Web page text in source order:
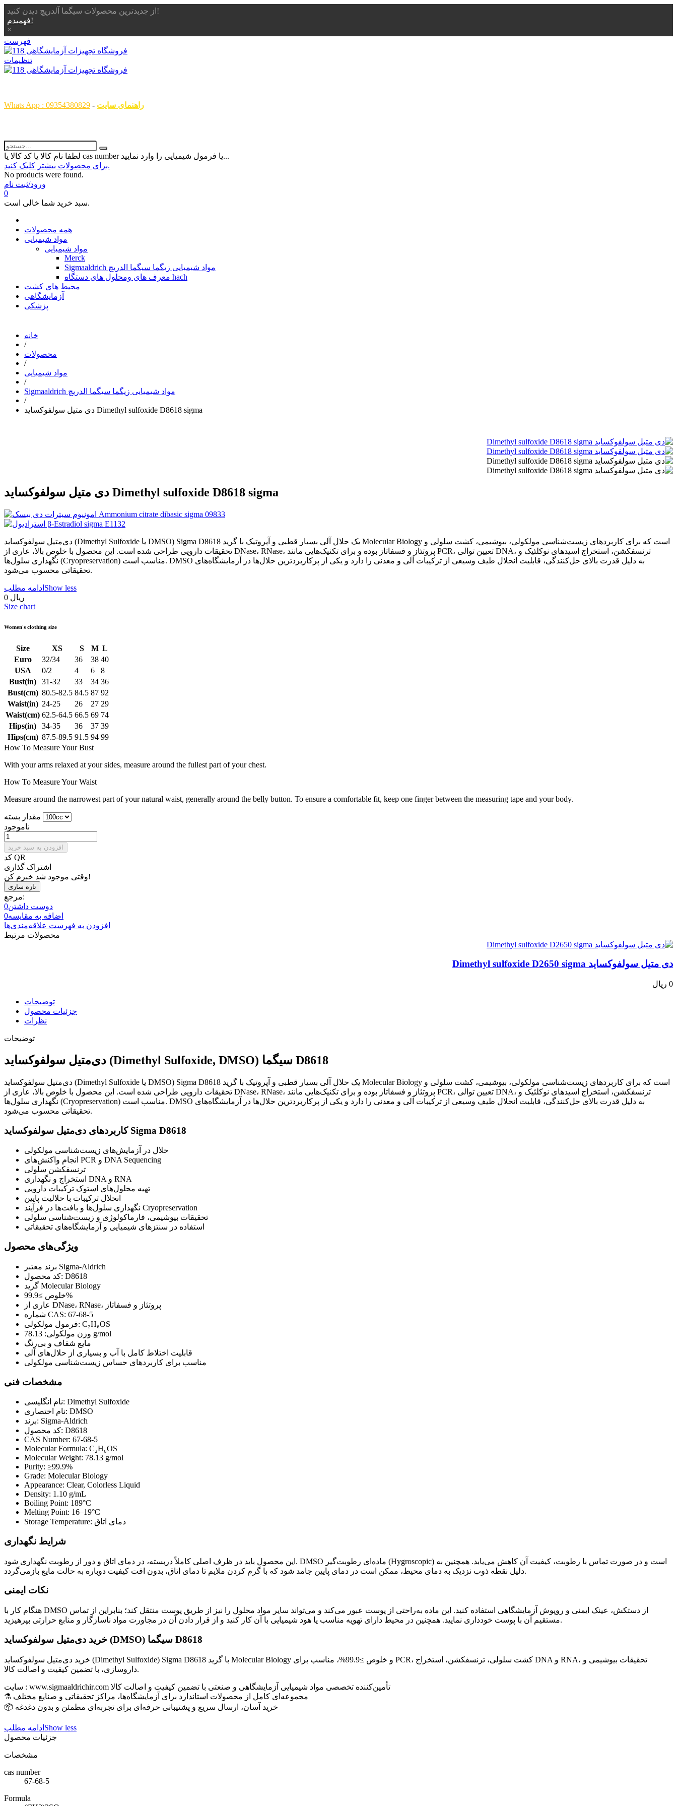
از جدیدترین محصولات سیگما آلدریچ دیدن کنید!
فهمیدم!
×
فهرست
تنظیمات
Whats App : 09354380829 - راهنمای سایت
لطفا نام کالا یا کد کالا یا cas number یا فرمول شیمیایی را وارد نمایید...
برای محصولات بیشتر کلیک کنید.
No products were found.
ورود/ثبت نام
0
سبد خرید شما خالی است.
همه محصولات
مواد شیمیایی
مواد شیمیایی
Merck
Sigmaaldrich مواد شیمیایی زیگما سیگما الدریچ
معرف های ومحلول های دستگاه hach
محیط های کشت
آزمایشگاهی
پزشکی
خانه
/
محصولات
/
مواد شیمیایی
/
Sigmaaldrich مواد شیمیایی زیگما سیگما الدریچ
/
دی متیل سولفوکساید Dimethyl sulfoxide D8618 sigma
دی متیل سولفوکساید Dimethyl sulfoxide D8618 sigma
دی‌متیل سولفوکساید (Dimethyl Sulfoxide یا DMSO) Sigma D8618 یک حلال آلی بسیار قطبی و آپروتیک با گرید Molecular Biology است که برای کاربردهای زیست‌شناسی مولکولی، بیوشیمی، کشت سلولی و
تحقیقات دارویی طراحی شده است. این محصول با خلوص بالا، عاری از DNase، RNase، پروتئاز و فسفاتاز بوده و برای تکنیک‌هایی مانند PCR، تعیین توالی DNA، ترنسفکشن، استخراج اسیدهای نوکلئیک و
نگهداری سلول‌ها (Cryopreservation) مناسب است. DMSO به دلیل قدرت بالای حل‌کنندگی، قابلیت انحلال طیف وسیعی از ترکیبات آلی و معدنی را دارد و یکی از پرکاربردترین حلال‌ها در آزمایشگاه‌های
تحقیقاتی محسوب می‌شود.
ادامه مطلب Show less
0 ریال
Size chart
Women's clothing size
Size XS S M L
Euro
32/34 36 38 40
USA
0/2 4 6
8
Bust(in)
31-32 33 34 36
Bust(cm) 80.5-82.5 84.5 87 92
Waist(in) 24-25 26 27 29
Waist(cm) 62.5-64.5 66.5 69 74
Hips(in)
34-35 36 37 39
Hips(cm) 87.5-89.5 91.5 94 99
How To Measure Your Bust
With your arms relaxed at your sides, measure around the fullest part of your chest.
How To Measure Your Waist
Measure around the narrowest part of your natural waist, generally around the belly button. To ensure a comfortable fit, keep one finger between the measuring tape and your body.
مقدار بسته
ناموجود
افزودن به سبد خرید
کد QR
اشتراک گذاری
وقتی موجود شد خبرم کن!
مرجع:
دوست داشتن0
اضافه به مقایسه0
افزودن به فهرست علاقه‌مندی‌ها
محصولات مرتبط
دی متیل سولفوکساید Dimethyl sulfoxide D2650 sigma
0 ریال
توضیحات
جزئیات محصول
نظرات
توضیحات
دی‌متیل سولفوکساید (Dimethyl Sulfoxide, DMSO) سیگما D8618
دی‌متیل سولفوکساید (Dimethyl Sulfoxide یا DMSO) Sigma D8618 یک حلال آلی بسیار قطبی و آپروتیک با گرید Molecular Biology است که برای کاربردهای زیست‌شناسی مولکولی، بیوشیمی، کشت سلولی و
تحقیقات دارویی طراحی شده است. این محصول با خلوص بالا، عاری از DNase، RNase، پروتئاز و فسفاتاز بوده و برای تکنیک‌هایی مانند PCR، تعیین توالی DNA، ترنسفکشن، استخراج اسیدهای نوکلئیک و
نگهداری سلول‌ها (Cryopreservation) مناسب است. DMSO به دلیل قدرت بالای حل‌کنندگی، قابلیت انحلال طیف وسیعی از ترکیبات آلی و معدنی را دارد و یکی از پرکاربردترین حلال‌ها در آزمایشگاه‌های
تحقیقاتی محسوب می‌شود.
کاربردهای دی‌متیل سولفوکساید Sigma D8618
حلال در آزمایش‌های زیست‌شناسی مولکولی
انجام واکنش‌های PCR و DNA Sequencing
ترنسفکشن سلولی
استخراج و نگهداری DNA و RNA
تهیه محلول‌های استوک ترکیبات دارویی
انحلال ترکیبات با حلالیت پایین
نگهداری سلول‌ها و بافت‌ها در فرآیند Cryopreservation
تحقیقات بیوشیمی، فارماکولوژی و زیست‌شناسی سلولی
استفاده در سنتزهای شیمیایی و آزمایشگاه‌های تحقیقاتی
ویژگی‌های محصول
برند معتبر Sigma-Aldrich
کد محصول: D8618
گرید Molecular Biology
خلوص ≥99.9%
عاری از DNase، RNase، پروتئاز و فسفاتاز
شماره CAS: 67-68-5
فرمول مولکولی: C₂H₆OS
وزن مولکولی: 78.13 g/mol
مایع شفاف و بی‌رنگ
قابلیت اختلاط کامل با آب و بسیاری از حلال‌های آلی
مناسب برای کاربردهای حساس زیست‌شناسی مولکولی
مشخصات فنی
نام انگلیسی: Dimethyl Sulfoxide
نام اختصاری: DMSO
برند: Sigma-Aldrich
کد محصول: D8618
CAS Number: 67-68-5
Molecular Formula: C₂H₆OS
Molecular Weight: 78.13 g/mol
Purity: ≥99.9%
Grade: Molecular Biology
Appearance: Clear, Colorless Liquid
Density: 1.10 g/mL
Boiling Point: 189°C
Melting Point: 16–19°C
Storage Temperature: دمای اتاق
شرایط نگهداری
این محصول باید در ظرف اصلی کاملاً دربسته، در دمای اتاق و دور از رطوبت نگهداری شود. DMSO ماده‌ای رطوبت‌گیر (Hygroscopic) است و در صورت تماس با رطوبت، کیفیت آن کاهش می‌یابد. همچنین به
دلیل نقطه ذوب نزدیک به دمای محیط، ممکن است در دمای پایین جامد شود که با گرم کردن ملایم تا دمای اتاق، بدون افت کیفیت دوباره به حالت مایع بازمی‌گردد.
نکات ایمنی
هنگام کار با DMSO از دستکش، عینک ایمنی و روپوش آزمایشگاهی استفاده کنید. این ماده به‌راحتی از پوست عبور می‌کند و می‌تواند سایر مواد محلول را نیز از طریق پوست منتقل کند؛ بنابراین از تماس
مستقیم آن با پوست خودداری نمایید. همچنین در محیط دارای تهویه مناسب یا هود شیمیایی با آن کار کنید و از قرار دادن آن در مجاورت مواد ناسازگار و منابع حرارتی بپرهیزید.
خرید دی‌متیل سولفوکساید (DMSO) سیگما D8618
خرید دی‌متیل سولفوکساید (Dimethyl Sulfoxide) Sigma D8618 با گرید Molecular Biology و خلوص ≥99.9%، مناسب برای PCR، کشت سلولی، ترنسفکشن، استخراج DNA و RNA، تحقیقات بیوشیمی و
داروسازی، با تضمین کیفیت و اصالت کالا.
سایت : www.sigmaaldrichir.com تأمین‌کننده تخصصی مواد شیمیایی آزمایشگاهی و صنعتی با تضمین کیفیت و اصالت کالا
⚗️ مجموعه‌ای کامل از محصولات استاندارد برای آزمایشگاه‌ها، مراکز تحقیقاتی و صنایع مختلف
📦 خرید آسان، ارسال سریع و پشتیبانی حرفه‌ای برای تجربه‌ای مطمئن و بدون دغدغه
ادامه مطلب Show less
جزئیات محصول
مشخصات
cas number
67-68-5
Formula